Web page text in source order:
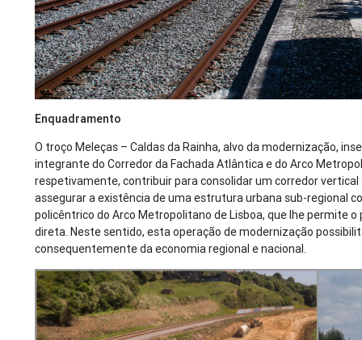
Enquadramento
O troço Meleças – Caldas da Rainha, alvo da modernização,
integrante do Corredor da Fachada Atlântica e do Arco
respetivamente, contribuir para consolidar um corredor
assegurar a existência de uma estrutura urbana sub-regional
policêntrico do Arco Metropolitano de Lisboa, que lhe permite
direta. Neste sentido, esta operação de modernização
consequentemente da economia regional e nacional.